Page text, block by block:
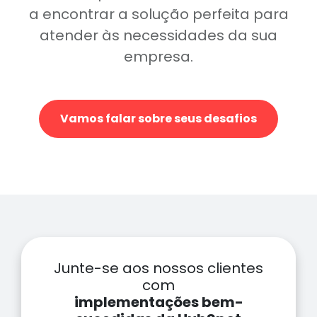
a encontrar a solução perfeita para
atender às necessidades da sua
empresa.
Vamos falar sobre seus desafios
Junte-se aos nossos clientes
com
implementações bem-